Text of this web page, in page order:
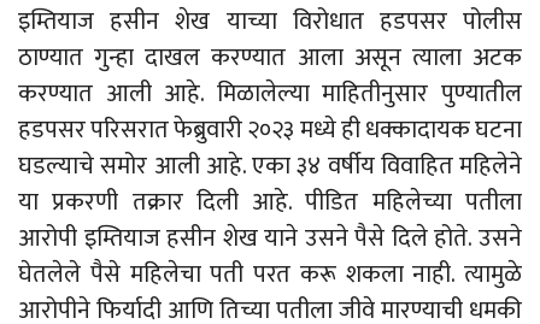
इम्तियाज हसीन शेख याच्या विरोधात हडपसर पोलीस
ठाण्यात गुन्हा दाखल करण्यात आला असून त्याला अटक
करण्यात आली आहे. मिळालेल्या माहितीनुसार पुण्यातील
हडपसर परिसरात फेब्रुवारी २०२३ मध्ये ही धक्कादायक घटना
घडल्याचे समोर आली आहे. एका ३४ वर्षीय विवाहित महिलेने
या प्रकरणी तक्रार दिली आहे. पीडित महिलेच्या पतीला
आरोपी इम्तियाज हसीन शेख याने उसने पैसे दिले होते. उसने
घेतलेले पैसे महिलेचा पती परत करू शकला नाही. त्यामुळे
आरोपीने फिर्यादी आणि तिच्या पतीला जीवे मारण्याची धमकी